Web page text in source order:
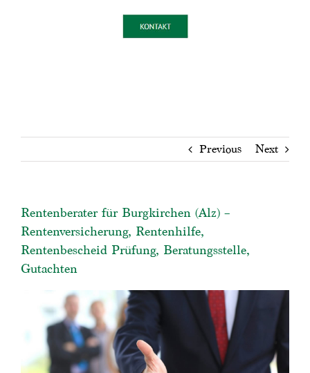
Previous Next
Rentenberater für Burgkirchen (Alz) –
Rentenversicherung, Rentenhilfe,
Rentenbescheid Prüfung, Beratungsstelle,
Gutachten